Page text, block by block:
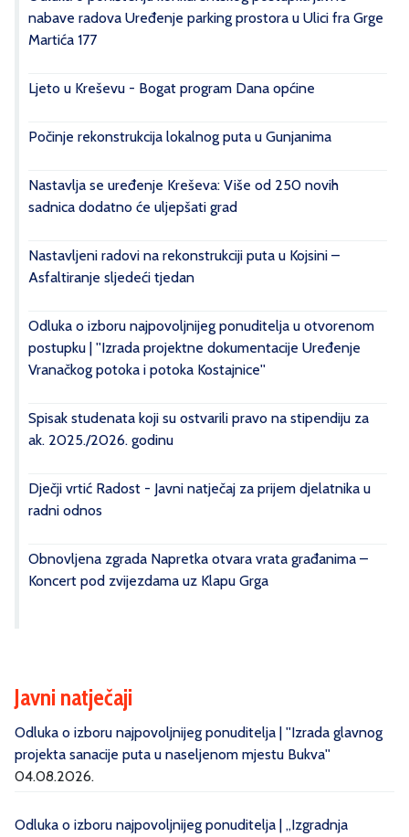
nabave radova Uređenje parking prostora u Ulici fra Grge
Martića 177
Ljeto u Kreševu - Bogat program Dana općine
Počinje rekonstrukcija lokalnog puta u Gunjanima
Nastavlja se uređenje Kreševa: Više od 250 novih
sadnica dodatno će uljepšati grad
Nastavljeni radovi na rekonstrukciji puta u Kojsini –
Asfaltiranje sljedeći tjedan
Odluka o izboru najpovoljnijeg ponuditelja u otvorenom
postupku | ''Izrada projektne dokumentacije Uređenje
Vranačkog potoka i potoka Kostajnice''
Spisak studenata koji su ostvarili pravo na stipendiju za
ak. 2025./2026. godinu
Dječji vrtić Radost - Javni natječaj za prijem djelatnika u
radni odnos
Obnovljena zgrada Napretka otvara vrata građanima –
Koncert pod zvijezdama uz Klapu Grga
Javni natječaji
Odluka o izboru najpovoljnijeg ponuditelja | ''Izrada glavnog
projekta sanacije puta u naseljenom mjestu Bukva''
04.08.2026.
Odluka o izboru najpovoljnijeg ponuditelja | „Izgradnja